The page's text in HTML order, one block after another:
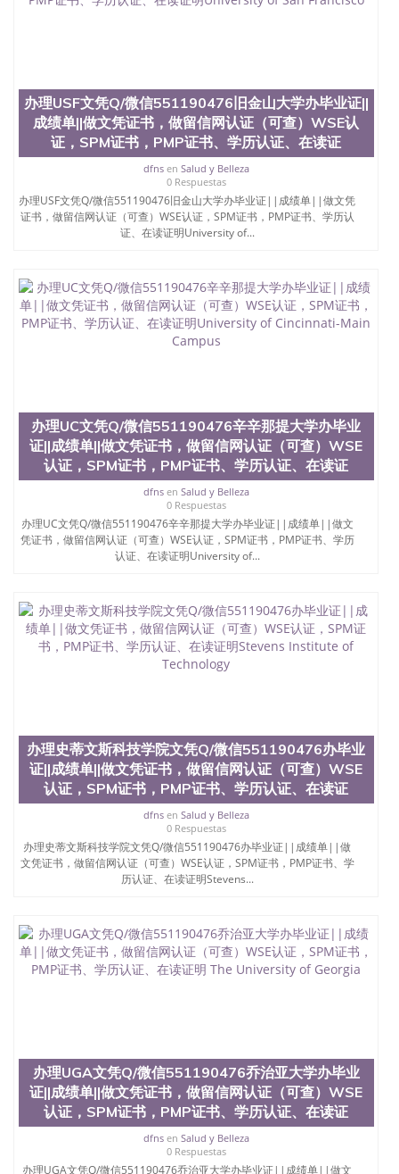
对照。质量得到了广大海外客户群体的认可，同时和
海外学校留学中介， 同时能做到与时俱进，及时掌握
各大院校的（毕业证，成绩单，资格证，学生卡，结
业证，录取通知书，在读证明等相关材料）的版本更
新信息， 能够在时间掌握的海外学历文凭的样版，尺
寸大小，纸张材质，防伪技术等等，并在时间收集到
原版实物，以求达到客户的需求。 我们的优势： 我
们在保证合理定价的同时，坚持较高性价比，通过品
质和效率不断优化，为您倾情诠释什么是高性价比。
咨询顾问：Sam q/微信:551190476 Q/微
公司专业制作、办理、仿制、成绩单文凭、改成绩、
教育部学历学位认证、毕业证、成绩单、文凭、学历
文凭、假文凭假毕业证假学历书制作、假制作、办
理、仿制学位证书、毕业证文凭、文凭毕业证、毕业
凭学历、美国文凭学历、澳洲文凭学历、加拿大文凭
学历、新西兰学历认证等q:551190476 微信：
551190476 圣何塞州立大学毕业证（San Jose State
University）圣何塞州立大学毕业证（San Jose State
University）圣何塞州立大学毕业证（San Jose State
University）圣何塞州立大学成绩单（San Jose State
University）圣何塞州立大学成绩单（ San Jose State
University）圣何塞州立大学成绩单（San Jose State
University）成绩单圣何塞州立大学文凭（San Jose
University）圣何塞州立大学（ San Jose State
University）圣何塞州立大学（San Jose State
University）圣何塞州立大学文凭（San Jose State
University）圣何塞州立大学文凭（San Jose State
University）文凭圣何塞州立大学文凭（San Jose
State University）圣 塞州立大学学历（San Jose
State University）圣何塞州立大学（San Jose State
University）圣何塞州立大学（San Jose State
University）圣何塞州立大学（San Jose State
University）圣何塞州立大学（San Jose State
University）圣何塞州立大学学位证（San Jose State
University）圣何塞州立大学学位证（San Jose State
University）圣何塞州立大学学位证（San Jose State
University）圣何塞州立大学（San Jose State
University）圣何塞州立大学（San Jose State
University）圣何塞州立大学学位证（San Jose State
University）圣何塞州立大学学位证（San Jose State
University）圣何塞州立大学结业证（San Jose State
University）圣何塞州立大学学历证书（San Jose
State University）圣何塞州立大学学历证书（San
Jose State University）圣何塞州立大学学历证书
（San Jose State University）澳洲读书未毕业找人做
文凭学位qq微信551190476澳洲读CQU中央昆士兰大
学学历 绩单购买学位证书/澳洲读本科硕士做文凭/购
买澳洲大学毕业证成绩单假文凭学历
办理USF文凭Q/微信551190476旧金山大学办毕业证||
成绩单||做文凭证书，做留信网认证（可查）WSE认
证，SPM证书，PMP证书、学历认证、在读证
dfnsen Salud y Belleza
0 Respuestas
办理USF文凭Q/微信551190476旧金山大学办毕业证||成绩单||做文凭
证书，做留信网认证（可查）WSE认证，SPM证书，PMP证书、学历认
证、在读证明University of...
办理UC文凭Q/微信551190476辛辛那提大学办毕业
证||成绩单||做文凭证书，做留信网认证（可查）WSE
认证，SPM证书，PMP证书、学历认证、在读证
dfnsen Salud y Belleza
0 Respuestas
办理UC文凭Q/微信551190476辛辛那提大学办毕业证||成绩单||做文
凭证书，做留信网认证（可查）WSE认证，SPM证书，PMP证书、学历
认证、在读证明University of...
办理史蒂文斯科技学院文凭Q/微信551190476办毕业
证||成绩单||做文凭证书，做留信网认证（可查）WSE
认证，SPM证书，PMP证书、学历认证、在读证
dfnsen Salud y Belleza
0 Respuestas
办理史蒂文斯科技学院文凭Q/微信551190476办毕业证||成绩单||做
文凭证书，做留信网认证（可查）WSE认证，SPM证书，PMP证书、学
历认证、在读证明Stevens...
办理UGA文凭Q/微信551190476乔治亚大学办毕业
证||成绩单||做文凭证书，做留信网认证（可查）WSE
认证，SPM证书，PMP证书、学历认证、在读证
dfnsen Salud y Belleza
0 Respuestas
办理UGA文凭Q/微信551190476乔治亚大学办毕业证||成绩单||做文